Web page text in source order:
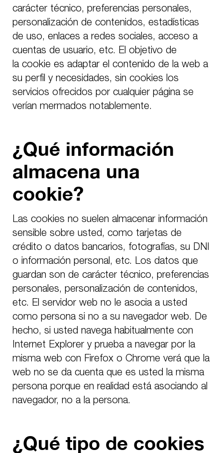
carácter técnico, preferencias personales,
personalización de contenidos, estadísticas
de uso, enlaces a redes sociales, acceso a
cuentas de usuario, etc. El objetivo de
la cookie es adaptar el contenido de la web a
su perfil y necesidades, sin cookies los
servicios ofrecidos por cualquier página se
verían mermados notablemente.
¿Qué información
almacena una
cookie?
Las cookies no suelen almacenar información
sensible sobre usted, como tarjetas de
crédito o datos bancarios, fotografías, su DNI
o información personal, etc. Los datos que
guardan son de carácter técnico, preferencias
personales, personalización de contenidos,
etc. El servidor web no le asocia a usted
como persona si no a su navegador web. De
hecho, si usted navega habitualmente con
Internet Explorer y prueba a navegar por la
misma web con Firefox o Chrome verá que la
web no se da cuenta que es usted la misma
persona porque en realidad está asociando al
navegador, no a la persona.
¿Qué tipo de cookies